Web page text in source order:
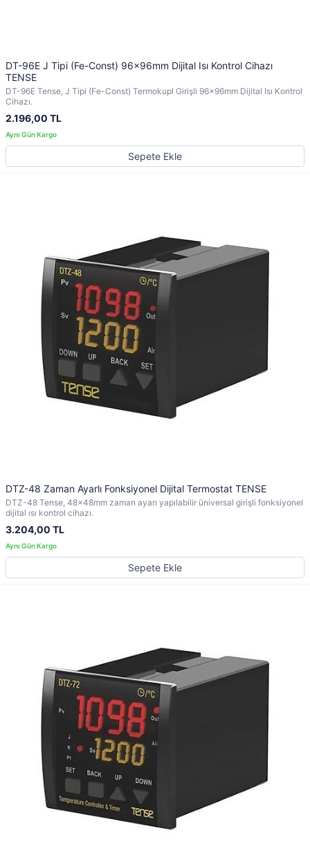
DT-96E J Tipi (Fe-Const) 96x96mm Dijital Isı Kontrol Cihazı
TENSE
DT-96E Tense, J Tipi (Fe-Const) Termokupl Girişli 96x96mm Dijital Isı Kontrol
Cihazı.
2.196,00 TL
Sepete Ekle
DTZ-48 Zaman Ayarlı Fonksiyonel Dijital Termostat TENSE
DTZ-48 Tense, 48x48mm zaman ayarı yapılabilir üniversal girişli fonksiyonel
dijital ısı kontrol cihazı.
3.204,00 TL
Sepete Ekle